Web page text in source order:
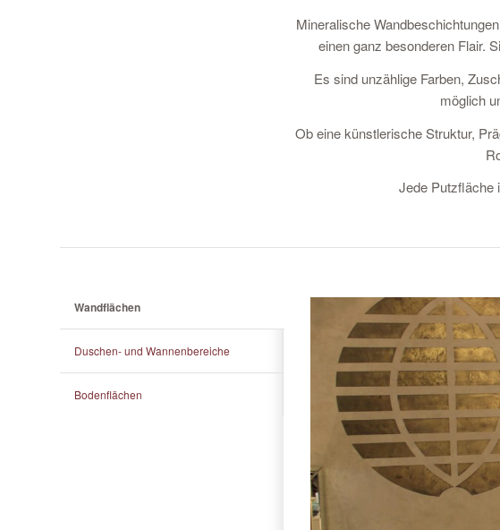
Mineralische
einen ganz besonderen Flair.
Es sind unzählige Farben,
möglich
Ob eine künstlerische Struktur,
Jede Putzfläche
Wandflächen
Duschen- und Wannenbereiche
Bodenflächen